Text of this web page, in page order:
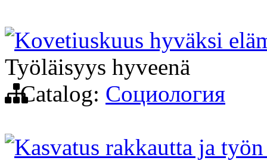
Kovetiuskuus hyväksi
Työläisyys hyveenä
Catalog: Социология
Kasvatus rakkautta ja